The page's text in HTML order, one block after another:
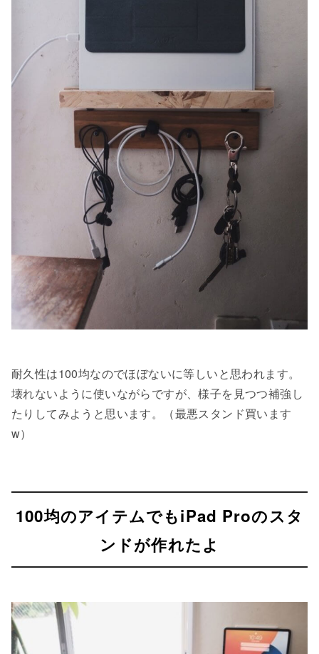
耐久性は100均なのでほぼないに等しいと思われます。
壊れないように使いながらですが、様子を見つつ補強し
たりしてみようと思います。（最悪スタンド買います
w）
100均のアイテムでもiPad Proのスタ
ンドが作れたよ